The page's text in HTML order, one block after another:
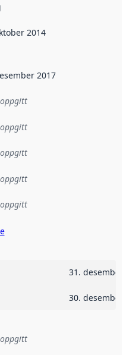
2014
2017
31. desember
30. desember
til ei implementeringsregel eller